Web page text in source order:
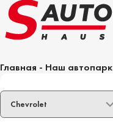
Главная - Наш автопарк